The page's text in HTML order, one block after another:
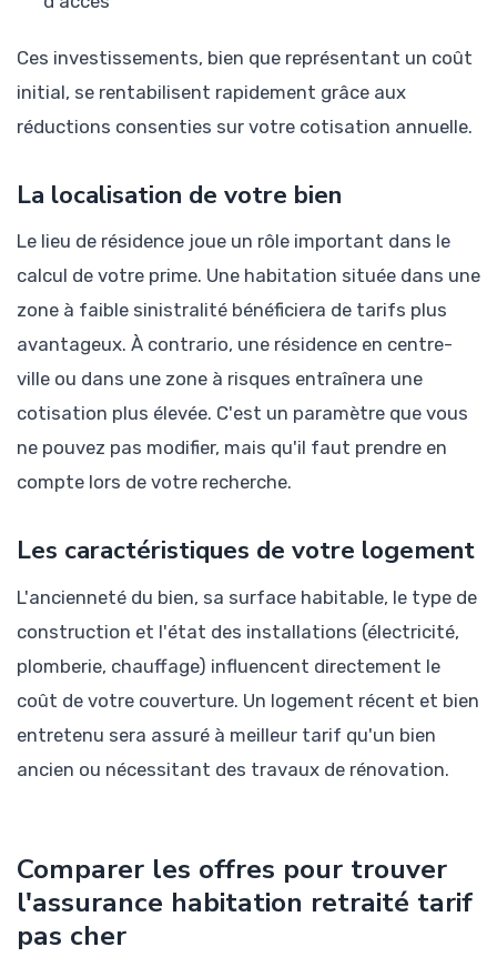
Ces investissements, bien que représentant un coût
initial, se rentabilisent rapidement grâce aux
réductions consenties sur votre cotisation annuelle.
La localisation de votre bien
Le lieu de résidence joue un rôle important dans le
calcul de votre prime. Une habitation située dans une
zone à faible sinistralité bénéficiera de tarifs plus
avantageux. À contrario, une résidence en centre-
ville ou dans une zone à risques entraînera une
cotisation plus élevée. C'est un paramètre que vous
ne pouvez pas modifier, mais qu'il faut prendre en
compte lors de votre recherche.
Les caractéristiques de votre logement
L'ancienneté du bien, sa surface habitable, le type de
construction et l'état des installations (électricité,
plomberie, chauffage) influencent directement le
coût de votre couverture. Un logement récent et bien
entretenu sera assuré à meilleur tarif qu'un bien
ancien ou nécessitant des travaux de rénovation.
Comparer les offres pour trouver
l'assurance habitation retraité tarif
pas cher